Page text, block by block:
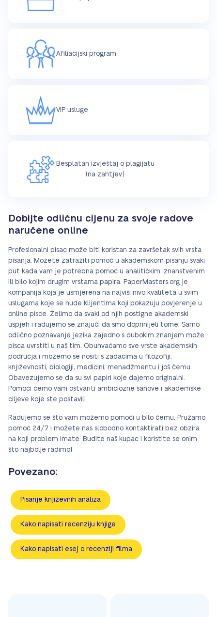
Afiliacijski program
VIP usluge
Besplatan izvještaj o plagijatu
(na zahtjev)
Dobijte odličnu cijenu za svoje radove
naručene online
Profesionalni pisac može biti koristan za završetak svih vrsta
pisanja. Možete zatražiti pomoć u akademskom pisanju svaki
put kada vam je potrebna pomoć u analitičkim, znanstvenim
ili bilo kojim drugim vrstama papira. PaperMasters.org je
kompanija koja je usmjerena na najviši nivo kvaliteta u svim
uslugama koje se nude klijentima koji pokazuju povjerenje u
online pisce. Želimo da svaki od njih postigne akademski
uspjeh i radujemo se znajući da smo doprinijeli tome. Samo
odlično poznavanje jezika zajedno s dubokim znanjem može
pisca uvrstiti u naš tim. Obuhvaćamo sve vrste akademskih
područja i možemo se nositi s zadacima u filozofiji,
književnosti, biologiji, medicini, menadžmentu i još čemu.
Obavezujemo se da su svi papiri koje dajemo originalni.
Pomoći ćemo vam ostvariti ambiciozne sanove i akademske
ciljeve koje ste postavili.
Radujemo se što vam možemo pomoći u bilo čemu. Pružamo
pomoć 24/7 i možete nas slobodno kontaktirati bez obzira
na koji problem imate. Budite naš kupac i koristite se onim
što najbolje radimo!
Povezano:
Pisanje književnih analiza
Kako napisati recenziju knjige
Kako napisati esej o recenziji filma